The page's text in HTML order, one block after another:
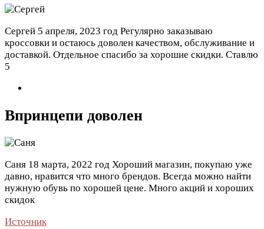
Сергей 5 апреля, 2023 год Регулярно заказываю
кроссовки и остаюсь доволен качеством, обслуживание и
доставкой. Отдельное спасибо за хорошие скидки. Ставлю
5
Впринцепи доволен
Саня 18 марта, 2022 год Хороший магазин, покупаю уже
давно, нравится что много брендов. Всегда можно найти
нужную обувь по хорошей цене. Много акций и хороших
скидок
Источник